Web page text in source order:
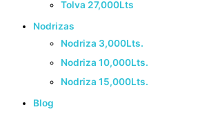
Tolva 27,000Lts
Nodrizas
Nodriza 3,000Lts.
Nodriza 10,000Lts.
Nodriza 15,000Lts.
Blog